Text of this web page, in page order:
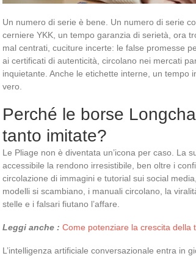
Un numero di serie è bene. Un numero di serie
cerniere YKK, un tempo garanzia di serietà, ora
mal centrati, cuciture incerte: le false promesse
ai certificati di autenticità, circolano nei mercati
inquietante. Anche le etichette interne, un tempo
vero.
Perché le borse
tanto imitate?
Le Pliage non è diventata un’icona per caso. La
accessibile la rendono irresistibile, ben oltre i
circolazione di immagini e tutorial sui social
modelli si scambiano, i manuali circolano, la
stelle e i falsari fiutano l’affare.
Leggi anche : Come potenziare la crescita della
L’intelligenza artificiale conversazionale entra in